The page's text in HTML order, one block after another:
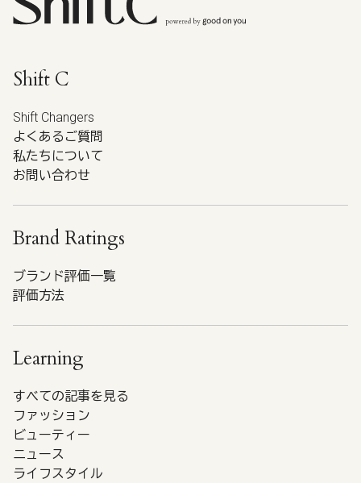
Shift C
Shift Changers
よくあるご質問
私たちについて
お問い合わせ
Brand Ratings
ブランド評価一覧
評価方法
Learning
すべての記事を見る
ファッション
ビューティー
ニュース
ライフスタイル